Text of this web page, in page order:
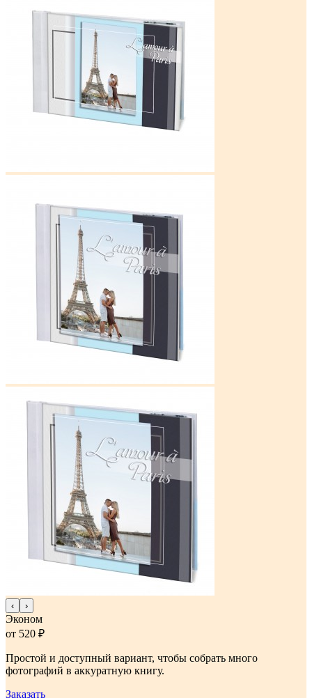
‹ ›
Эконом
от 520 ₽
Простой и доступный вариант, чтобы собрать много
фотографий в аккуратную книгу.
Заказать